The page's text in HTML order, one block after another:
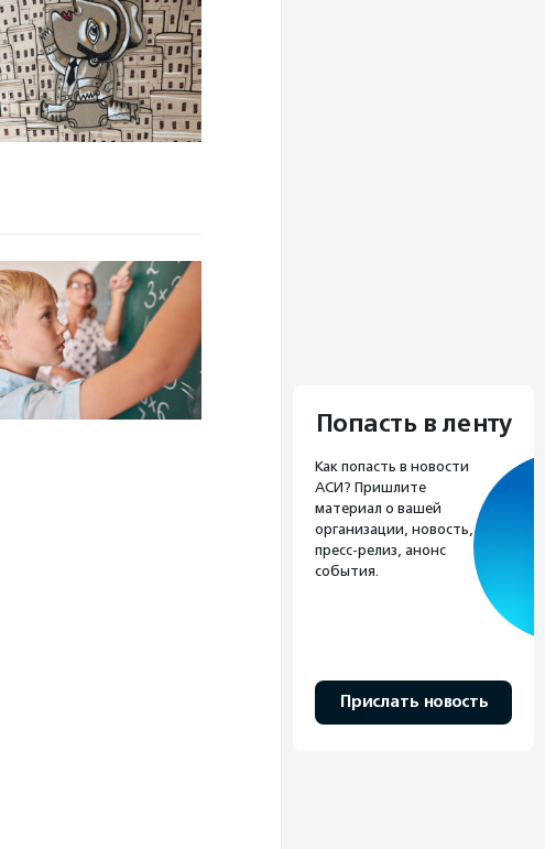
Попасть в ленту
Как попасть в новости
АСИ? Пришлите
материал о вашей
организации, новость,
пресс-релиз, анонс
события.
Прислать новость